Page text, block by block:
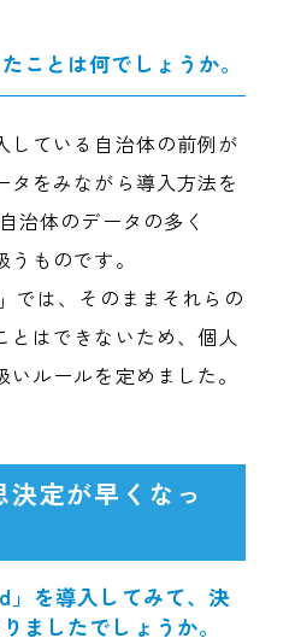
ことは何でしょうか。
している自治体の前例が
タをみながら導入方法を
治体のデータの多く
ものです。
では、そのままそれらの
とはできないため、個人
ルールを定めました。
定が早くなっ
」を導入してみて、決
ましたでしょうか。